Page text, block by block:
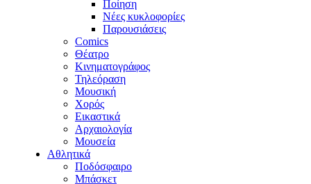
Ποίηση
Νέες κυκλοφορίες
Παρουσιάσεις
Comics
Θέατρο
Κινηματογράφος
Τηλεόραση
Μουσική
Χορός
Εικαστικά
Αρχαιολογία
Μουσεία
Αθλητικά
Ποδόσφαιρο
Μπάσκετ